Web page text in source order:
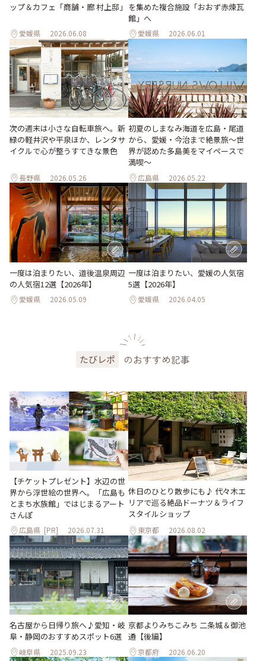
ップ＆カフェ「商舗・廊 村上邸」
愛媛県 2026.06.08
を集めた複合施設「おおず赤煉瓦
館」へ
愛媛県 2026.06.01
次の週末は小さな自転車旅へ。新
緑の軽井沢や平泉ほか、レンタサ
イクルで心が整うすてきな景色
長野県 2026.05.26
初夏のしまなみ海道を広島・尾道
から、愛媛・今治まで絶景旅〜世
界が認めた多島美をマイペースで
満喫〜
広島県 2026.05.22
一度は泊まりたい、道後温泉周辺
の人気宿12選【2026年】
愛媛県 2026.05.09
一度は泊まりたい、愛媛の人気宿
5選【2026年】
愛媛県 2026.04.05
たびレポ のおすすめ記事
【チケットプレゼント】水辺の世
界から浮世絵の世界へ。「広島も
とまち水族館」ではじまるアート
さんぽ
広島県 [PR] 2026.07.31
休日のひとり散歩にも♪ 代々木エ
リアで巡る絶品ドーナツ＆ライフ
スタイルショップ
東京都 2026.08.02
名古屋から日帰り旅へ♪愛知・岐
阜・静岡のおすすめスポット6選
岐阜県 2025.09.23
京都よりみちこみち 二条城＆御池
通【後編】
京都府 2026.06.20